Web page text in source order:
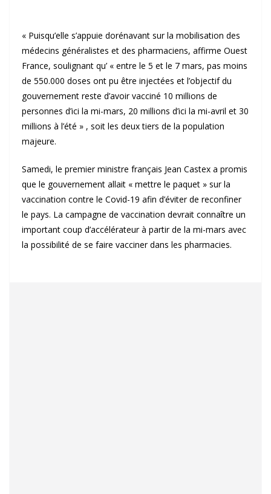
« Puisqu’elle s’appuie dorénavant sur la mobilisation des
médecins généralistes et des pharmaciens, affirme Ouest
France, soulignant qu’ « entre le 5 et le 7 mars, pas moins
de 550.000 doses ont pu être injectées et l’objectif du
gouvernement reste d’avoir vacciné 10 millions de
personnes d’ici la mi-mars, 20 millions d’ici la mi-avril et 30
millions à l’été » , soit les deux tiers de la population
majeure.
Samedi, le premier ministre français Jean Castex a promis
que le gouvernement allait « mettre le paquet » sur la
vaccination contre le Covid-19 afin d’éviter de reconfiner
le pays. La campagne de vaccination devrait connaître un
important coup d’accélérateur à partir de la mi-mars avec
la possibilité de se faire vacciner dans les pharmacies.